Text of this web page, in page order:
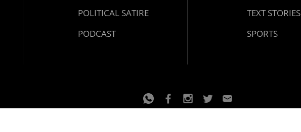
POLITICAL SATIRE
PODCAST
TEXT STORIES
SPORTS